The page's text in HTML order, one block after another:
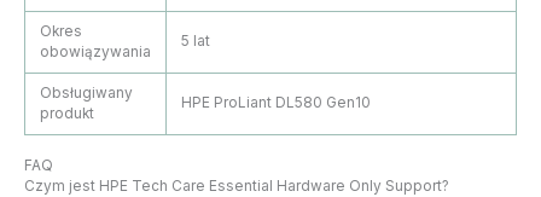
Okres
obowiązywania
5 lat
Obsługiwany
produkt
HPE ProLiant DL580 Gen10
FAQ
Czym jest HPE Tech Care Essential Hardware Only Support?